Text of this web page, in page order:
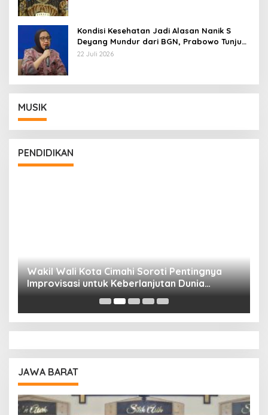
Kondisi Kesehatan Jadi Alasan Nanik S
Deyang Mundur dari BGN, Prabowo Tunjuk
Wamentan Sudaryono
22 Juli 2026
MUSIK
PENDIDIKAN
Wakil Wali Kota Cimahi Soroti Pentingnya
Improvisasi untuk Keberlanjutan Dunia
Pendidikan
JAWA BARAT